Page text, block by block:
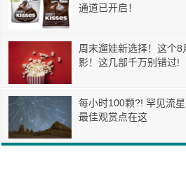
通道已开启！
周末遛娃新选择！这个
影！这几部千万别错过!
每小时100颗?! 罕见流
最佳观赏点在这